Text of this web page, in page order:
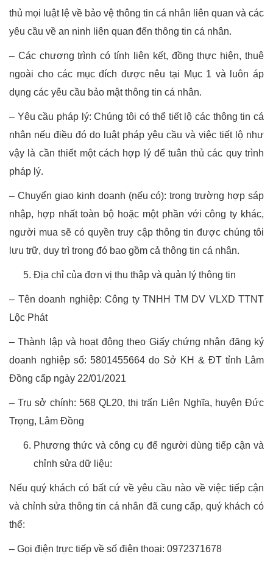
thủ mọi luật lệ về bảo vệ thông tin cá nhân liên quan và các
yêu cầu về an ninh liên quan đến thông tin cá nhân.
– Các chương trình có tính liên kết, đồng thực hiện, thuê
ngoài cho các mục đích được nêu tại Mục 1 và luôn áp
dụng các yêu cầu bảo mật thông tin cá nhân.
– Yêu cầu pháp lý: Chúng tôi có thể tiết lộ các thông tin cá
nhân nếu điều đó do luật pháp yêu cầu và việc tiết lộ như
vậy là cần thiết một cách hợp lý để tuân thủ các quy trình
pháp lý.
– Chuyển giao kinh doanh (nếu có): trong trường hợp sáp
nhập, hợp nhất toàn bộ hoặc một phần với công ty khác,
người mua sẽ có quyền truy cập thông tin được chúng tôi
lưu trữ, duy trì trong đó bao gồm cả thông tin cá nhân.
Địa chỉ của đơn vị thu thập và quản lý thông tin
– Tên doanh nghiệp: Công ty TNHH TM DV VLXD TTNT
Lộc Phát
– Thành lập và hoạt động theo Giấy chứng nhận đăng ký
doanh nghiệp số: 5801455664 do Sở KH & ĐT tỉnh Lâm
Đồng cấp ngày 22/01/2021
– Trụ sở chính: 568 QL20, thị trấn Liên Nghĩa, huyện Đức
Trọng, Lâm Đồng
Phương thức và công cụ để người dùng tiếp cận và
chỉnh sửa dữ liệu:
Nếu quý khách có bất cứ về yêu cầu nào về việc tiếp cận
và chỉnh sửa thông tin cá nhân đã cung cấp, quý khách có
thể:
– Gọi điện trực tiếp về số điện thoại: 0972371678